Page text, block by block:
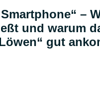
–
und warum
gut